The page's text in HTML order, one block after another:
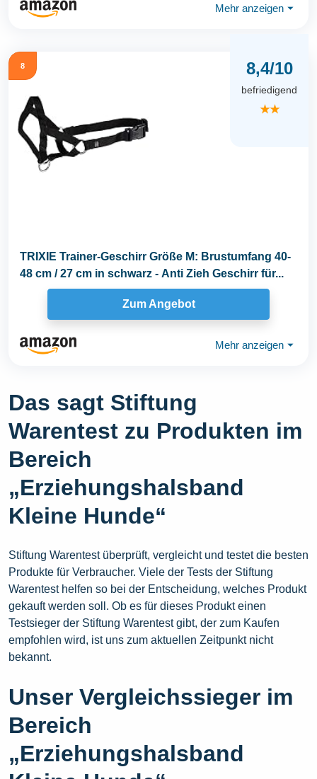
Mehr anzeigen ⏷
8 8,4/10
befriedigend
★★
TRIXIE Trainer-Geschirr Größe M: Brustumfang 40-
48 cm / 27 cm in schwarz - Anti Zieh Geschirr für...
Zum Angebot
Mehr anzeigen ⏷
Das sagt Stiftung
Warentest zu Produkten im
Bereich
„Erziehungshalsband
Kleine Hunde“
Stiftung Warentest überprüft, vergleicht und testet die besten
Produkte für Verbraucher. Viele der Tests der Stiftung
Warentest helfen so bei der Entscheidung, welches Produkt
gekauft werden soll. Ob es für dieses Produkt einen
Testsieger der Stiftung Warentest gibt, der zum Kaufen
empfohlen wird, ist uns zum aktuellen Zeitpunkt nicht
bekannt.
Unser Vergleichssieger im
Bereich
„Erziehungshalsband